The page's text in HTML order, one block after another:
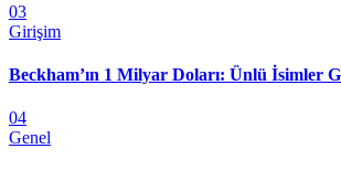
03
Girişim
Beckham’ın 1 Milyar Doları: Ünlü İsimler
04
Genel